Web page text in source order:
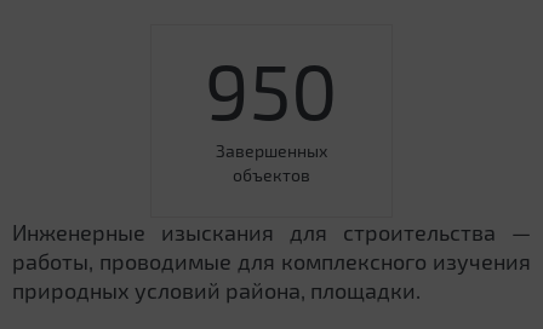
950
Завершенных
объектов
Инженерные изыскания для строительства —
работы, проводимые для комплексного изучения
природных условий района, площадки.